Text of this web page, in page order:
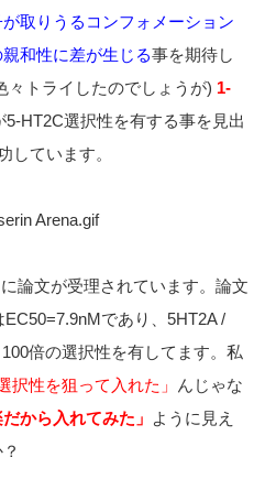
取りうるコンフォメーション
和性に差が生じる事を期待し
々トライしたのでしょうが) 1-
5-HT2C選択性を有する事を見出
しています。
論文が受理されています。論文
であり、5HT2A /
倍の選択性を有してます。私
選択性を狙って入れた」
んじゃな
から入れてみた」 ように見え